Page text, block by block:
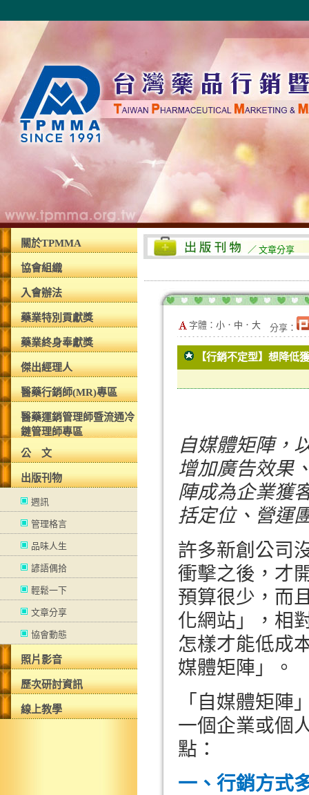
關於TPMMA
協會組織
入會辦法
藥業特別貢獻獎
藥業終身奉獻獎
傑出經理人
醫藥行銷師(MR)專區
醫藥運銷管理師暨流通冷
鏈管理師專區
公 文
出版刊物
週訊
管理格言
品味人生
諺語偶拾
輕鬆一下
文章分享
協會動態
照片影音
歷次研討資訊
線上教學
／ 文章分享
字體： 小 ． 中 ． 大 分享：
【行銷不定型】想降低
自媒體矩陣，
增加廣告效果
陣成為企業獲
括定位、營運
許多新創公司
衝擊之後，才
預算很少，而
化網站」，相
怎樣才能低成
媒體矩陣」。
「自媒體矩陣
一個企業或個
點：
一、行銷方式